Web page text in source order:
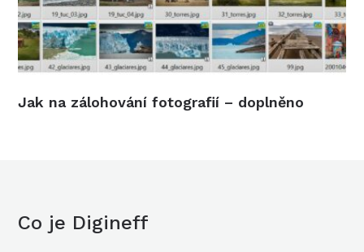
Jak na zálohování fotografií – doplněno
Co je Digineff